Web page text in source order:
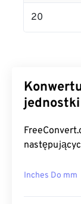
20
Inches Do mm